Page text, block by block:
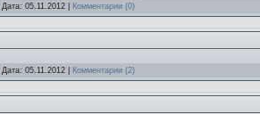
| Дата: 05.11.2012 Комментарии (0)
| Дата: 05.11.2012 Комментарии (2)